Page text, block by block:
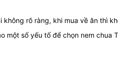
rõ ràng, khi mua về ăn thì
một số yếu tố để chọn nem chua